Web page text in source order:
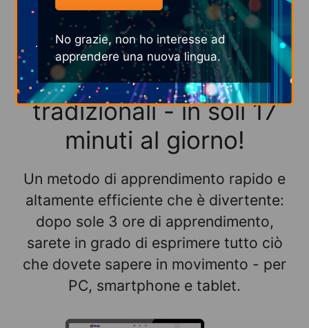
Molto più velocemente
rispetto ai metodi di
apprendimento
tradizionali - in soli 17
minuti al giorno!
Un metodo di apprendimento rapido e
altamente efficiente che è divertente:
dopo sole 3 ore di apprendimento,
sarete in grado di esprimere tutto ciò
che dovete sapere in movimento - per
PC, smartphone e tablet.
No grazie, non ho interesse ad
apprendere una nuova lingua.